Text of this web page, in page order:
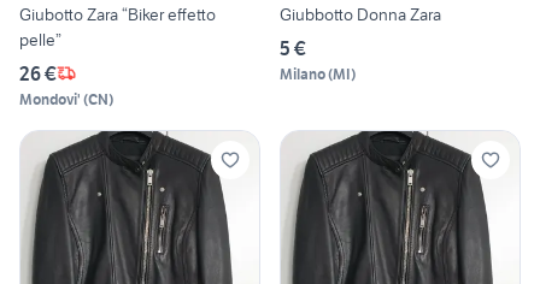
Giubotto Zara “Biker effetto
pelle”
26 €
Mondovi' (CN)
Giubbotto Donna Zara
5 €
Milano(MI)